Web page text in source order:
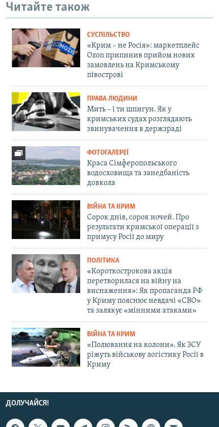
Читайте також
СУСПІЛЬСТВО
«Крим – не Росія»: маркетплейс
Ozon припинив прийом нових
замовлень на Кримському
півострові
ПРАВА ЛЮДИНИ
Мить – і ти шпигун. Як у
кримських судах розглядають
звинувачення в держзраді
ФОТОГАЛЕРЕЇ
Краса Сімферопольського
водосховища та занедбаність
довкола
ВІЙНА ТА КРИМ
Сорок днів, сорок ночей. Про
результати кримської операції з
примусу Росії до миру
ПОЛІТИКА
«Короткострокова акція
перетворилася на війну на
виснаження»: Як пропаганда РФ
у Криму пояснює невдачі «СВО»
та залякує «мінними атаками»
ВІЙНА ТА КРИМ
«Полювання на колони». Як ЗСУ
ріжуть військову логістику Росії в
Криму
ДОЛУЧАЙСЯ!